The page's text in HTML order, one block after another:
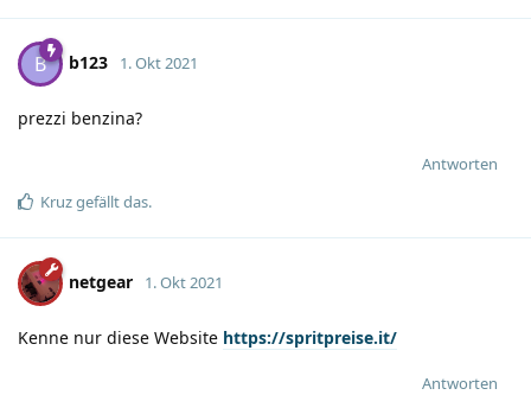
B b123 1. Okt 2021
prezzi benzina?
Antworten
Kruzgefällt das.
netgear 1. Okt 2021
Kenne nur diese Website https://spritpreise.it/
Antworten